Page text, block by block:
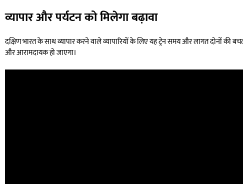
व्यापार और पर्यटन को मिलेगा बढ़ावा
दक्षिण भारत के साथ व्यापार करने वाले व्यापारियों के लिए यह ट्रेन समय और लागत दोनों की
और आरामदायक हो जाएगा।